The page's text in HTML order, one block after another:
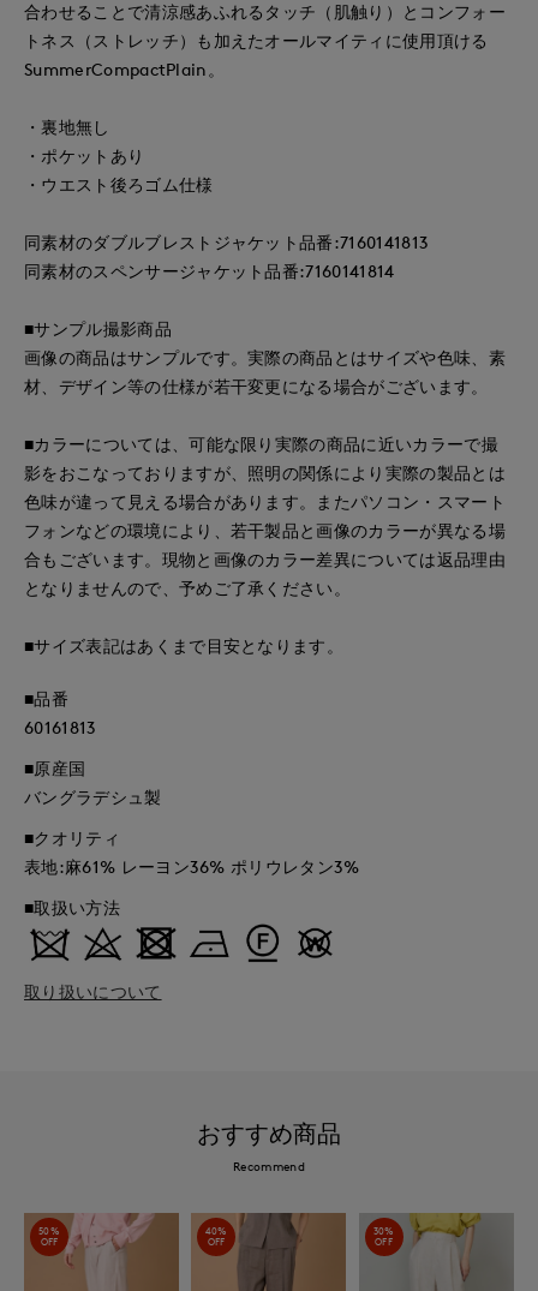
合わせることで清涼感あふれるタッチ（肌触り）とコンフォー
トネス（ストレッチ）も加えたオールマイティに使用頂ける
SummerCompactPlain。
・裏地無し
・ポケットあり
・ウエスト後ろゴム仕様
同素材のダブルブレストジャケット品番:7160141813
同素材のスペンサージャケット品番:7160141814
■サンプル撮影商品
画像の商品はサンプルです。実際の商品とはサイズや色味、素
材、デザイン等の仕様が若干変更になる場合がございます。
■カラーについては、可能な限り実際の商品に近いカラーで撮
影をおこなっておりますが、照明の関係により実際の製品とは
色味が違って見える場合があります。またパソコン・スマート
フォンなどの環境により、若干製品と画像のカラーが異なる場
合もございます。現物と画像のカラー差異については返品理由
となりませんので、予めご了承ください。
■サイズ表記はあくまで目安となります。
■品番
60161813
■原産国
バングラデシュ製
■クオリティ
表地:麻61% レーヨン36% ポリウレタン3%
■取扱い方法
取り扱いについて
おすすめ商品
Recommend
50%
OFF
40%
OFF
30%
OFF